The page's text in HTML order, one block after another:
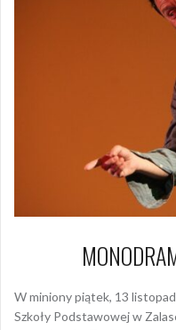
W miniony piątek, 13
Szkoły Podstawowej w